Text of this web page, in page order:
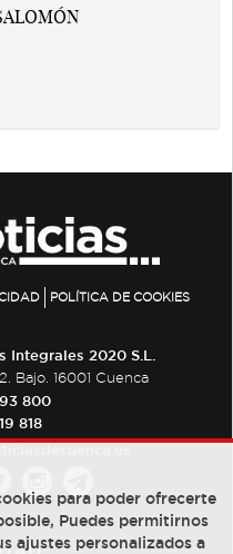
POLÍTICA DE COOKIES
Integrales 2020 S.L.
Bajo. 16001 Cuenca
800
818
para poder ofrecerte
Puedes permitirnos
ajustes personalizados a